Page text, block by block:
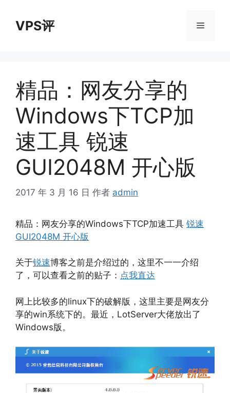
VPS评 菜
精品：网友分享的
Windows下TCP加
速工具 锐速
GUI2048M 开心版
2017 年 3 月 16 日 作者 admin
精品：网友分享的Windows下TCP加速工具 锐速
GUI2048M 开心版
关于锐速博客之前是介绍过的，这里不一一介绍
了，可以查看之前的贴子： 点我直达
网上比较多的linux下的破解版，这里主要是网友分
享的win系统下的。最近，LotServer大佬放出了
Windows版。